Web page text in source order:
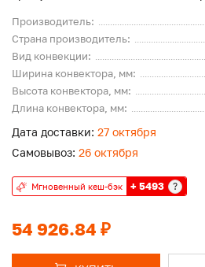
Производитель:
Страна производитель:
Вид конвекции:
Ширина конвектора, мм:
Высота конвектора, мм:
Длина конвектора, мм:
54 926.84 ₽
Дата доставки: 27 октября
Самовывоз: 26 октября
Мгновенный кеш-бэк + 5493 ?